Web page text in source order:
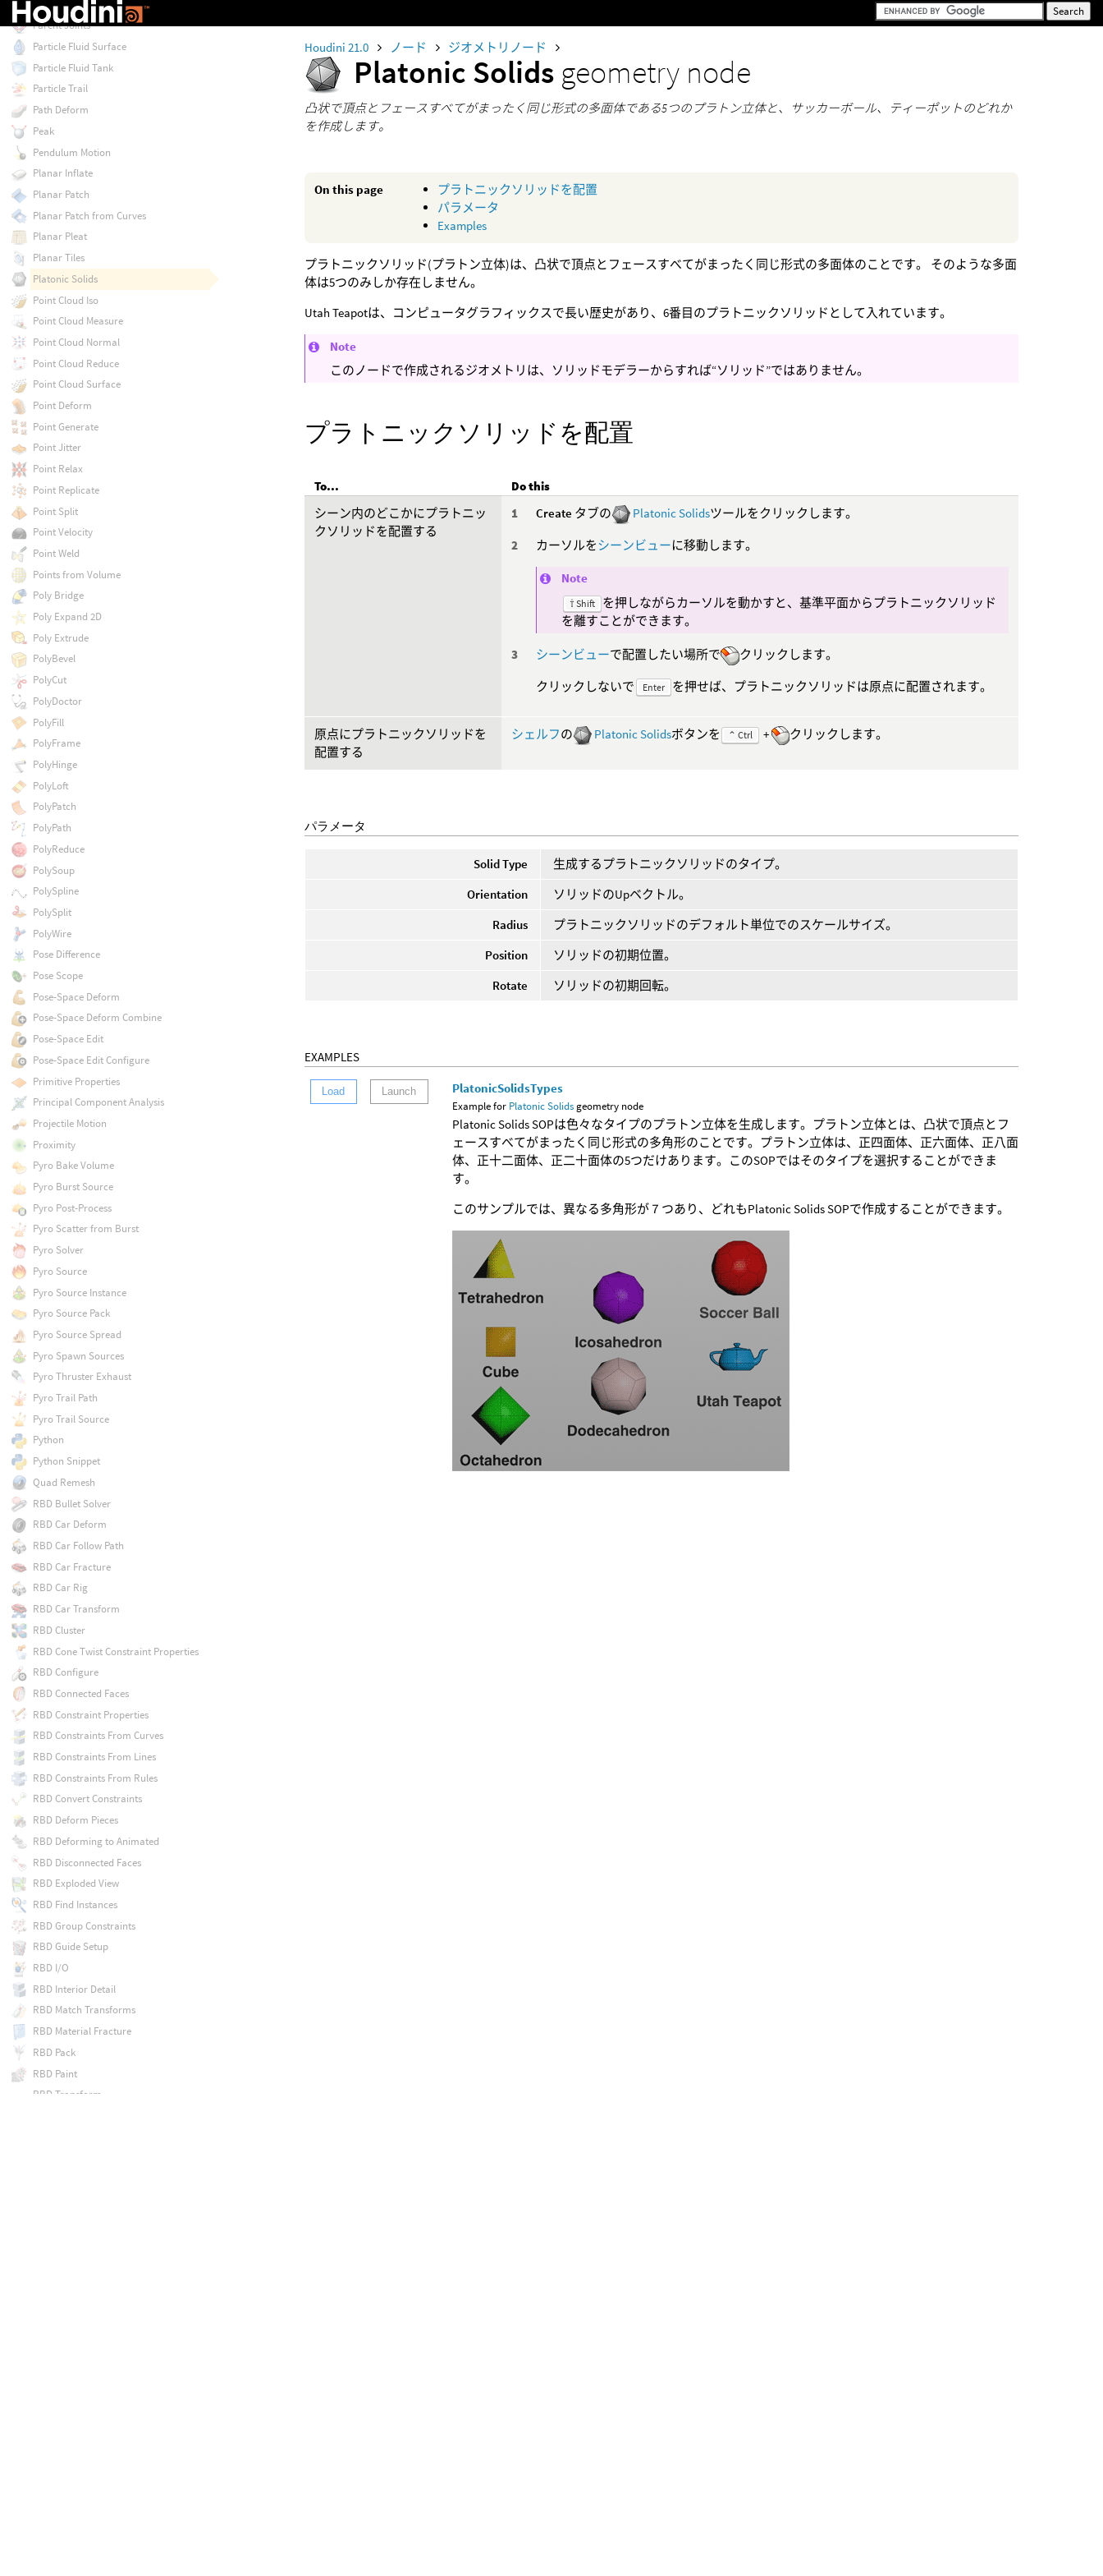
Houdini 21.0 ノード ジオメトリノード
Platonic Solids geometry node
凸状で頂点とフェースすべてがまったく同じ形式の多面体である5つのプラトン立体と、サッカーボール、ティーポットのどれか
を作成します。
On this page
プラトニックソリッドを配置
パラメータ
Examples
プラトニックソリッド(プラトン立体)は、凸状で頂点とフェースすべてがまったく同じ形式の多面体のことです。 そのような多面
体は5つのみしか存在しません。
Utah Teapotは、コンピュータグラフィックスで長い歴史があり、6番目のプラトニックソリッドとして入れています。
Note
このノードで作成されるジオメトリは、ソリッドモデラーからすれば“ソリッド”ではありません。
プラトニックソリッドを配置
To...
Do this
シーン内のどこかにプラトニッ
クソリッドを配置する
Create タブの Platonic Solidsツールをクリックします。
カーソルをシーンビューに移動します。
Note
⇧ Shift
を押しながらカーソルを動かすと、基準平面からプラトニックソリッド
を離すことができます。
シーンビューで配置したい場所で クリックします。
クリックしないで Enter を押せば、プラトニックソリッドは原点に配置されます。
原点にプラトニックソリッドを
配置する
シェルフの Platonic Solidsボタンを ⌃ Ctrl + クリックします。
パラメータ
Solid Type
生成するプラトニックソリッドのタイプ。
Orientation
ソリッドのUpベクトル。
Radius
プラトニックソリッドのデフォルト単位でのスケールサイズ。
Position
ソリッドの初期位置。
Rotate
ソリッドの初期回転。
EXAMPLES
Load Launch PlatonicSolidsTypes
Example for Platonic Solidsgeometry node
Platonic Solids SOPは色々なタイプのプラトン立体を生成します。プラトン立体とは、凸状で頂点とフ
ェースすべてがまったく同じ形式の多角形のことです。プラトン立体は、正四面体、正六面体、正八面
体、正十二面体、正二十面体の5つだけあります。このSOPではそのタイプを選択することができま
す。
このサンプルでは、異なる多角形が７つあり、どれもPlatonic Solids SOPで作成することができます。
Paint SDF Volume
Parent Joints
Particle Fluid Surface
Particle Fluid Tank
Particle Trail
Path Deform
Peak
Pendulum Motion
Planar Inflate
Planar Patch
Planar Patch from Curves
Planar Pleat
Planar Tiles
Platonic Solids
Point Cloud Iso
Point Cloud Measure
Point Cloud Normal
Point Cloud Reduce
Point Cloud Surface
Point Deform
Point Generate
Point Jitter
Point Relax
Point Replicate
Point Split
Point Velocity
Point Weld
Points from Volume
Poly Bridge
Poly Expand 2D
Poly Extrude
PolyBevel
PolyCut
PolyDoctor
PolyFill
PolyFrame
PolyHinge
PolyLoft
PolyPatch
PolyPath
PolyReduce
PolySoup
PolySpline
PolySplit
PolyWire
Pose Difference
Pose Scope
Pose-Space Deform
Pose-Space Deform Combine
Pose-Space Edit
Pose-Space Edit Configure
Primitive Properties
Principal Component Analysis
Projectile Motion
Proximity
Pyro Bake Volume
Pyro Burst Source
Pyro Post-Process
Pyro Scatter from Burst
Pyro Solver
Pyro Source
Pyro Source Instance
Pyro Source Pack
Pyro Source Spread
Pyro Spawn Sources
Pyro Thruster Exhaust
Pyro Trail Path
Pyro Trail Source
Python
Python Snippet
Quad Remesh
RBD Bullet Solver
RBD Car Deform
RBD Car Follow Path
RBD Car Fracture
RBD Car Rig
RBD Car Transform
RBD Cluster
RBD Cone Twist Constraint Properties
RBD Configure
RBD Connected Faces
RBD Constraint Properties
RBD Constraints From Curves
RBD Constraints From Lines
RBD Constraints From Rules
RBD Convert Constraints
RBD Deform Pieces
RBD Deforming to Animated
RBD Disconnected Faces
RBD Exploded View
RBD Find Instances
RBD Group Constraints
RBD Guide Setup
RBD I/O
RBD Interior Detail
RBD Match Transforms
RBD Material Fracture
RBD Pack
RBD Paint
RBD Transform